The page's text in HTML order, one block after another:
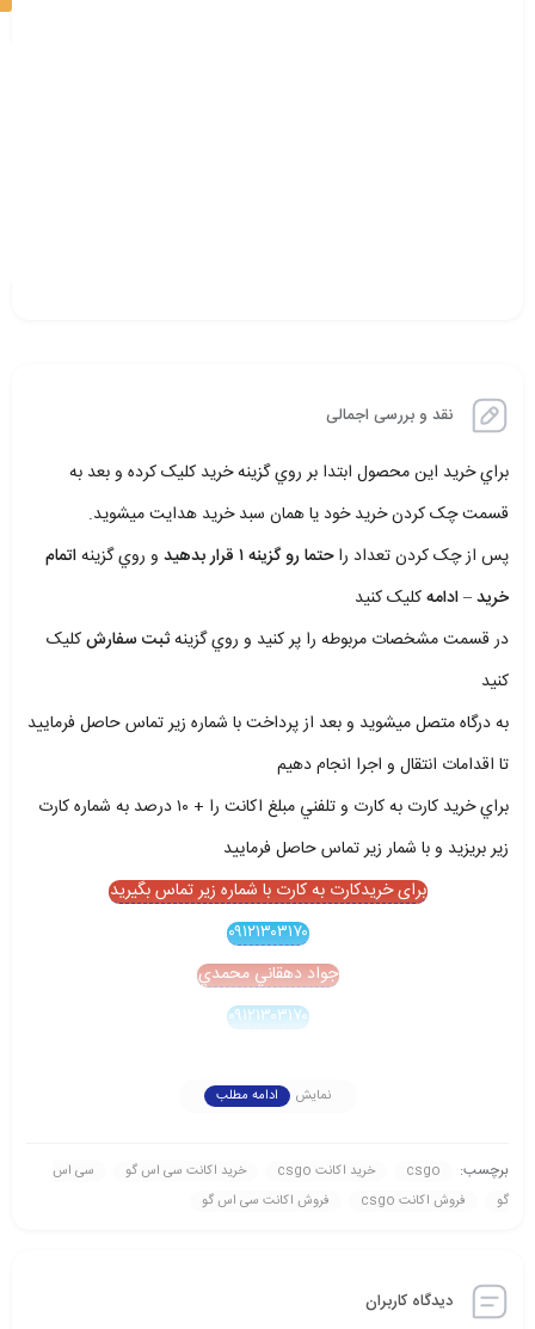
نقد و بررسی اجمالی
براي خريد اين محصول ابتدا بر روي گزينه خريد کليک کرده و بعد به
قسمت چک کردن خريد خود يا همان سبد خريد هدايت ميشويد.
پس از چک کردن تعداد راحتما رو گزينه ۱ قرار بدهيد و روي گزينهاتمام
خريد – ادامهکليک کنيد
در قسمت مشخصات مربوطه را پر کنيد و روي گزينهثبت سفارشکليک
کنيد
به درگاه متصل ميشويد و بعد از پرداخت با شماره زير تماس حاصل فرماييد
تا اقدامات انتقال و اجرا انجام دهيم
براي خريد کارت به کارت و تلفني مبلغ اکانت را + ۱۰ درصد به شماره کارت
زير بريزيد و با شمار زير تماس حاصل فرماييد
برای خریدکارت به کارت با شماره زیر تماس بگیرید
۰۹۱۲۱۳۰۳۱۷۰
جواد دهقاني محمدي
۰۹۱۲۱۳۰۳۱۷۰
نمایش ادامه مطلب
برچسب: csgo خرید اکانت csgo خرید اکانت سی اس گو
سی اس
گو
فروش اکانت csgo فروش اکانت سی اس گو
دیدگاه کاربران